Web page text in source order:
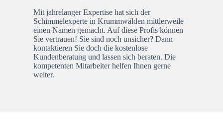
Mit jahrelanger Expertise hat sich der
Schimmelexperte in Krummwälden mittlerweile
einen Namen gemacht. Auf diese Profis können
Sie vertrauen! Sie sind noch unsicher? Dann
kontaktieren Sie doch die kostenlose
Kundenberatung und lassen sich beraten. Die
kompetenten Mitarbeiter helfen Ihnen gerne
weiter.